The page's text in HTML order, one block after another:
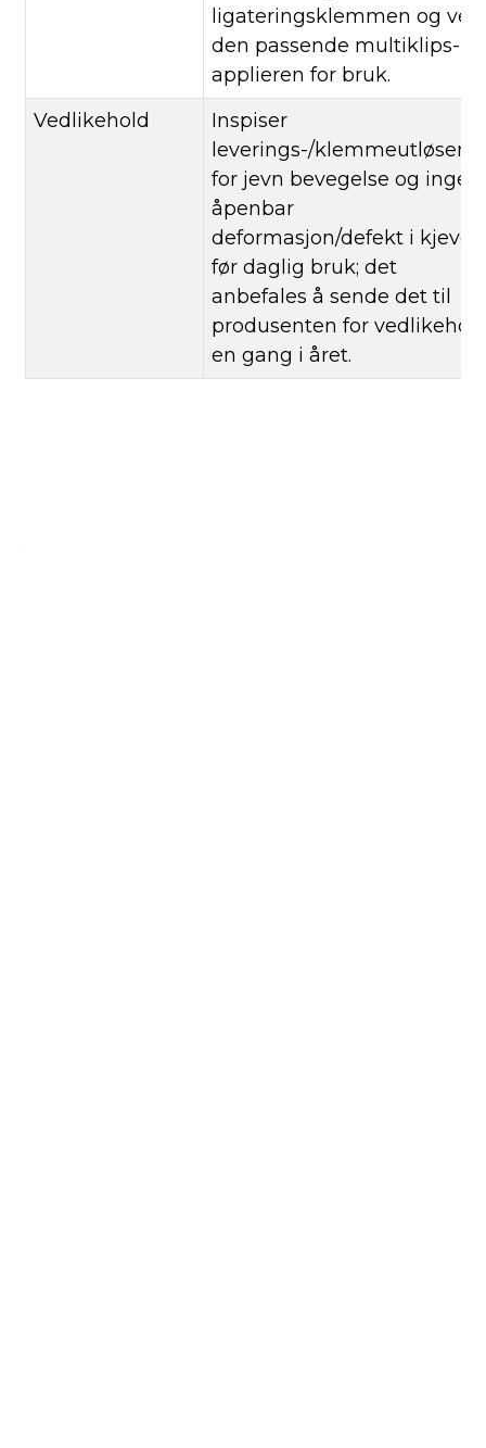
ligateringsklemmen og
den passende multiklips-
applieren for bruk.
Vedlikehold
Inspiser
leverings-/
for jevn bevegelse og ingen
åpenbar
deformasjon/defekt i kjeven
før daglig bruk; det
anbefales å sende det til
produsenten for
en gang i året.